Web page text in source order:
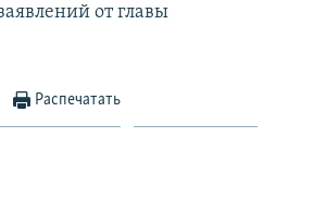
от главы
Распечатать